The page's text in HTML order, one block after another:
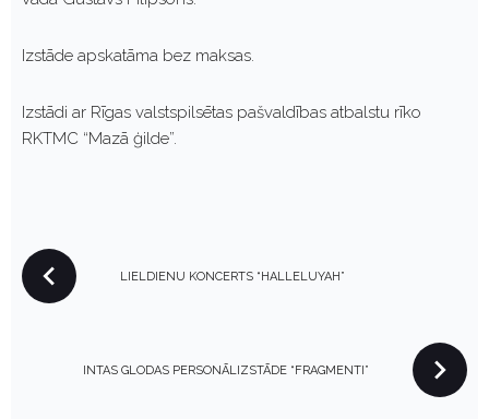
Izstāde apskatāma bez maksas.
Izstādi ar Rīgas valstspilsētas pašvaldības atbalstu rīko
RKTMC “Mazā ģilde”.
P
O
LIELDIENU KONCERTS “HALLELUYAH”
INTAS GLODAS PERSONĀLIZSTĀDE “FRAGMENTI”